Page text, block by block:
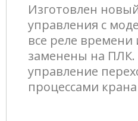
Изготовлен
управления с
все реле времени
заменены на ПЛК.
управление
процессами